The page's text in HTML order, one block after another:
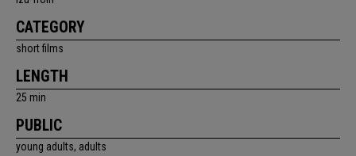
CATEGORY
short films
LENGTH
25 min
PUBLIC
young adults, adults